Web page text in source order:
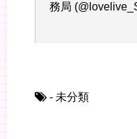
務局
- 未分類